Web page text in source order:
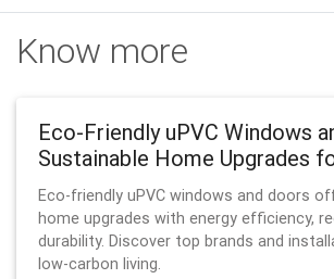
Know more
Eco-Friendly uPVC Windows
Sustainable Home Upgrades
Eco-friendly uPVC windows and doors
home upgrades with energy efficiency,
durability. Discover top brands and
low-carbon living.